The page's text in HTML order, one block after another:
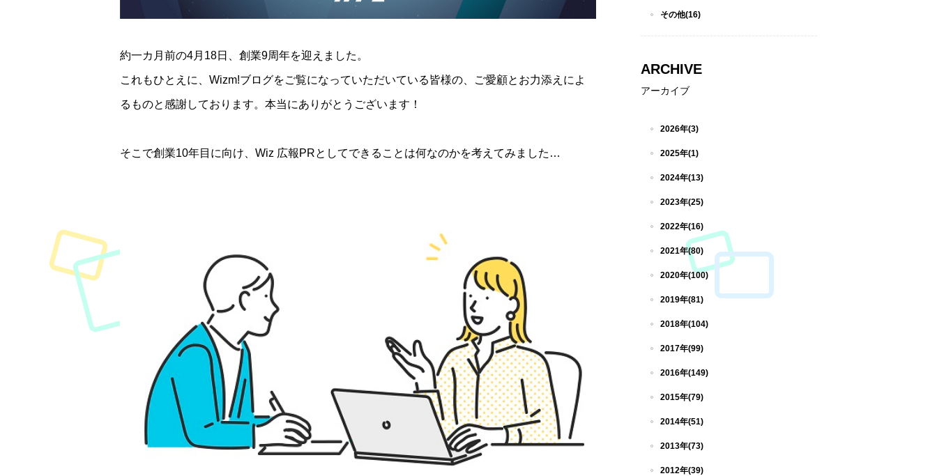
約一カ月前の4月18日、創業9周年を迎えました。
これもひとえに、Wizm!ブログをご覧になっていただいている皆様の、ご愛顧とお力添えによ
るものと感謝しております。本当にありがとうございます！
そこで創業10年目に向け、Wiz 広報PRとしてできることは何なのかを考えてみました…
その他(16)
ARCHIVE
アーカイブ
2026年(3)
2025年(1)
2024年(13)
2023年(25)
2022年(16)
2021年(80)
2020年(100)
2019年(81)
2018年(104)
2017年(99)
2016年(149)
2015年(79)
2014年(51)
2013年(73)
2012年(39)